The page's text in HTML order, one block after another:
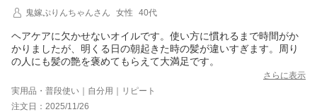
鬼嫁ぷりんちゃんさん
女性 40代
ヘアケアに欠かせないオイルです。使い方に慣れるまで時間がか
かりましたが、明くる日の朝起きた時の髪が違いすぎます。周り
の人にも髪の艶を褒めてもらえて大満足です。
さらに表示
実用品・普段使い｜自分用｜リピート
注文日：2025/11/26